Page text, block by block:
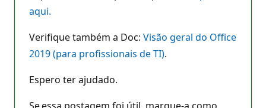
aqui.
Verifique também a Doc: Visão geral do Office
2019 (para profissionais de TI).
Espero ter ajudado.
Se essa postagem foi útil, marque-a como